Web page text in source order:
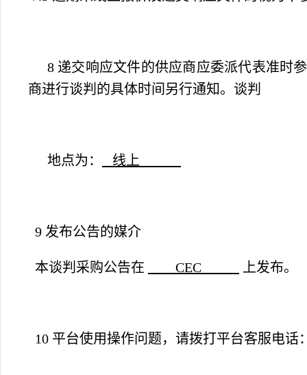
8 递交响应文件的供应商应委派代表准时
商进行谈判的具体时间另行通知。谈判
地点为： 线上
9 发布公告的媒介
本谈判采购公告在 CEC 上发布。
10 平台使用操作问题，请拨打平台客服电话